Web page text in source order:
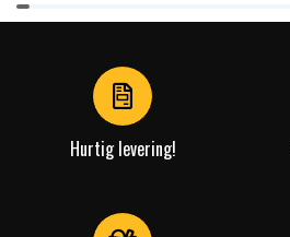
1
Hurtig levering!